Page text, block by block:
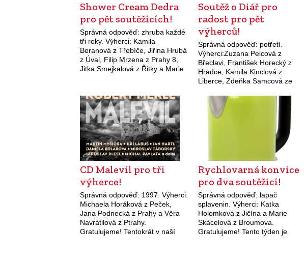
Shower Cream Dedra
pro pět soutěžících!
Správná odpověď: zhruba každé
tři roky. Výherci: Kamila
Beranová z Třebíče, Jiřina Hrubá
z Úval, Filip Mrzena z Prahy 8,
Jitka Smejkalová z Řitky a Marie
vhodný…
Soutěž o Diář pro
radost pro pět
výherců!
Správná odpověď: potřetí.
Výherci:Zuzana Pelcová z
Břeclavi, František Horecký z
Hradce, Kamila Kinclová z
Liberce, Zdeňka Samcová ze
Mostu. Gratulujeme! Tento týden
pro vás jako výhru v naší soutěži
máme…
CD Malevil pro tři
výherce!
Správná odpověď: 1997. Výherci:
Michaela Horáková z Peček,
Jana Podnecká z Prahy a Věra
Navrátilová z Ptrahy.
Gratulujeme! Tentokrát v naší
Rychlovarná konvice
pro dva soutěžící!
Správná odpověď: lapač
splavenin. Výherci: Katka
Holomková z Jičína a Marie
Skácelová z Broumova.
Gratulujeme! Tento týden je